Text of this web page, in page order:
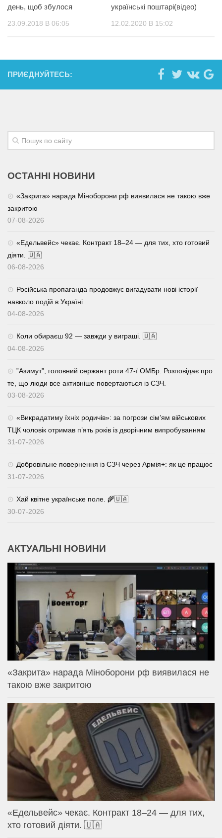
день, щоб збулося
23.09.2018 В 06:05
українські поштарі(відео)
12.02.2020 В 15:02
ПРИЄДНУЙТЕСЬ:
ОСТАННІ НОВИНИ
«Закрита» нарада Міноборони рф виявилася не такою вже
закритою
07-08-2026
«Едельвейс» чекає. Контракт 18–24 — для тих, хто готовий
діяти. 🇺🇦
06-08-2026
Російська пропаганда продовжує вигадувати нові історії
навколо подій в Україні
04-08-2026
Коли обираєш 92 — завжди у виграші. 🇺🇦
04-08-2026
⁨”Азимут”, головний сержант роти 47-ї ОМБр. Розповідає про
те, що люди все активніше повертаються із СЗЧ.
03-08-2026
«Викрадатиму їхніх родичів»: за погрози сім’ям військових
ТЦК чоловік отримав п’ять років із дворічним випробуванням
31-07-2026
Добровільне повернення із СЗЧ через Армія+: як це працює
31-07-2026
Хай квітне українське поле. 🌾🇺🇦
30-07-2026
АКТУАЛЬНІ НОВИНИ
«Закрита» нарада Міноборони рф виявилася не
такою вже закритою
«Едельвейс» чекає. Контракт 18–24 — для тих,
хто готовий діяти. 🇺🇦